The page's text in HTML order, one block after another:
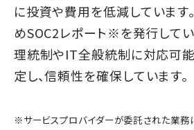
に投資や費用を低減しています
めSOC2レポート※を発行して
理統制やIT全般統制に対応可
定し、信頼性を確保しています。
※サービスプロバイダーが委託された業務